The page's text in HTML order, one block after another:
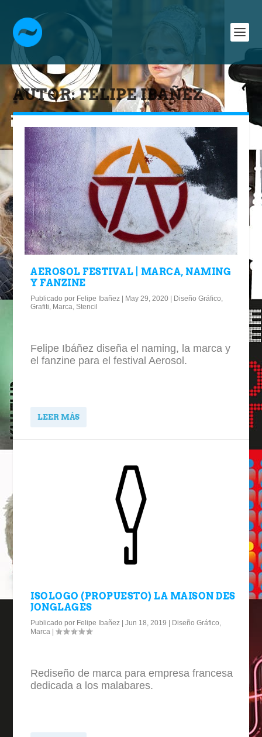
AUTOR:FELIPE IBAÑEZ
AEROSOL FESTIVAL | MARCA, NAMING
Y FANZINE
Publicado por Felipe Ibañez | May 29, 2020 | Diseño Gráfico
Grafiti Marca ,Stencil
Felipe Ibáñez diseña el naming, la marca y
el fanzine para el festival Aerosol.
LEER MÁS
ISOLOGO (PROPUESTO) LA MAISON DES
JONGLAGES
Publicado por Felipe Ibañez |Jun 18, 2019 Diseño Gráfico,
Marca |
Rediseño de marca para empresa francesa
dedicada a los malabares.